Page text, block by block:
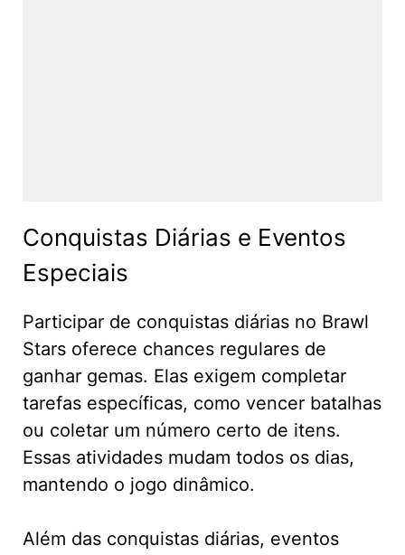
Conquistas Diárias e Eventos
Especiais
Participar de conquistas diárias no Brawl
Stars oferece chances regulares de
ganhar gemas. Elas exigem completar
tarefas específicas, como vencer batalhas
ou coletar um número certo de itens.
Essas atividades mudam todos os dias,
mantendo o jogo dinâmico.
Além das conquistas diárias, eventos